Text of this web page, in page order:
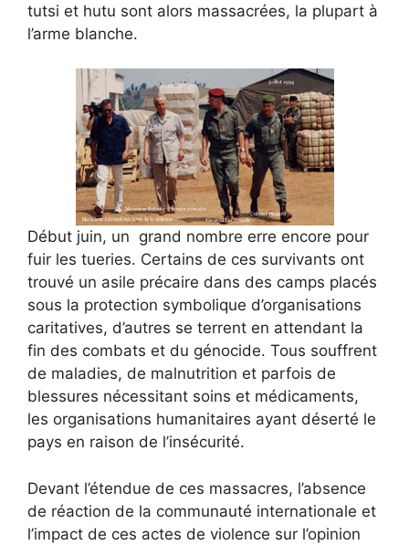
tutsi et hutu sont alors massacrées, la plupart à
l’arme blanche.
Début juin, un grand nombre erre encore pour
fuir les tueries. Certains de ces survivants ont
trouvé un asile précaire dans des camps placés
sous la protection symbolique d’organisations
caritatives, d’autres se terrent en attendant la
fin des combats et du génocide. Tous souffrent
de maladies, de malnutrition et parfois de
blessures nécessitant soins et médicaments,
les organisations humanitaires ayant déserté le
pays en raison de l’insécurité.
Devant l’étendue de ces massacres, l’absence
de réaction de la communauté internationale et
l’impact de ces actes de violence sur l’opinion